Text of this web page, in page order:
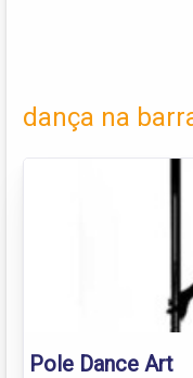
dança na
Pole Dance Art